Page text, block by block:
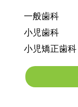
一般歯科
小児歯科
小児矯正歯科